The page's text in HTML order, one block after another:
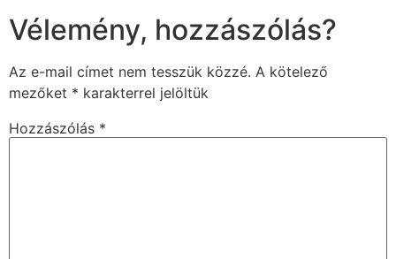
Vélemény, hozzászólás?
Az e-mail címet nem tesszük közzé. A kötelező
mezőket * karakterrel jelöltük
Hozzászólás *